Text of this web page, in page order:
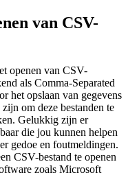
van CSV-
openen van CSV-
als Comma-Separated
het opslaan van gegevens
om deze bestanden te
Gelukkig zijn er
die jou kunnen helpen
gedoe en foutmeldingen.
CSV-bestand te openen
zoals Microsoft